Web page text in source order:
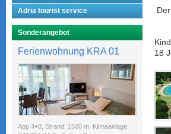
Adria tourist service
Sonderangebot
Ferienwohnung KRA 01
App 4+0, Strand: 1500 m, Klimaanlage,
18